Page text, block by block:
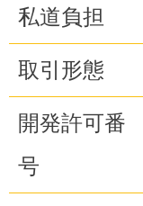
私道負担
取引形態
開発許可番
号